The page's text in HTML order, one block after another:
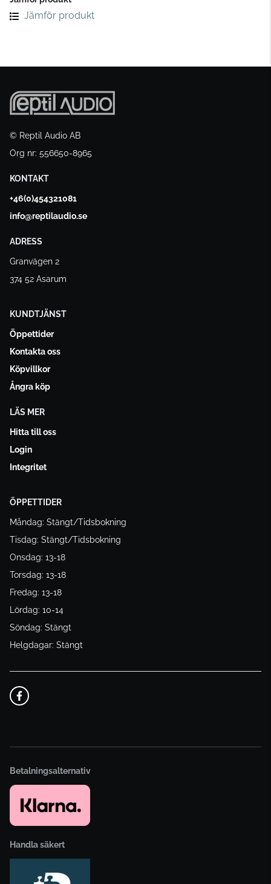
Jämför produkt
© Reptil Audio AB
Org nr: 556650-8965
KONTAKT
+46(0)454321081
info@reptilaudio.se
ADRESS
Granvägen 2
374 52 Asarum
KUNDTJÄNST
Öppettider
Kontakta oss
Köpvillkor
Ångra köp
LÄS MER
Hitta till oss
Login
Integritet
ÖPPETTIDER
Måndag: Stängt/Tidsbokning
Tisdag: Stängt/Tidsbokning
Onsdag: 13-18
Torsdag: 13-18
Fredag: 13-18
Lördag: 10-14
Söndag: Stängt
Helgdagar: Stängt
Betalningsalternativ
Handla säkert